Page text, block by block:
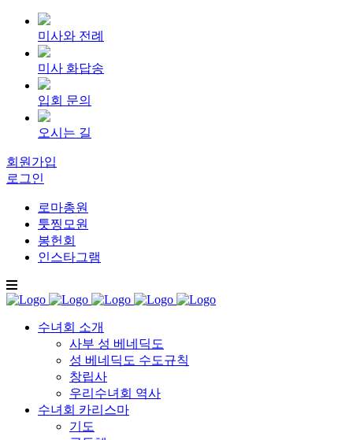
미사와 전례
미사 화답송
입회 문의
오시는 길
회원가입
로그인
로마총원
툿찡모원
봉헌회
인스타그램
수녀회 소개
사부 성 베네딕도
성 베네딕도 수도규칙
창립사
우리수녀회 역사
수녀회 카리스마
기도